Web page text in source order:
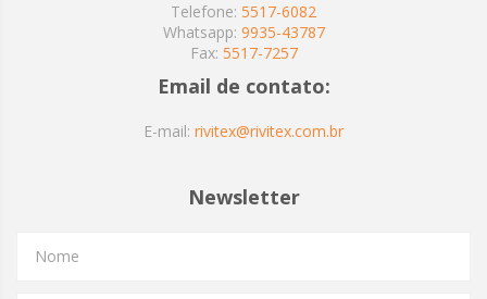
Telefone: 5517-6082
Whatsapp: 9935-43787
Fax: 5517-7257
Email de contato:
E-mail: rivitex@rivitex.com.br
Newsletter
Nome